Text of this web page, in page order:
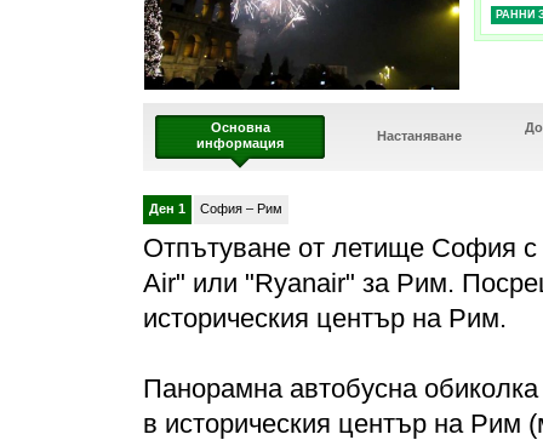
РАННИ
Основна
информация
Настаняване
Ден 1 София – Рим
Отпътуване от летище София с
Аir" или "Ryanair" за Рим.
историческия център на Рим.
Панорамна автобусна
в историческия център на Рим